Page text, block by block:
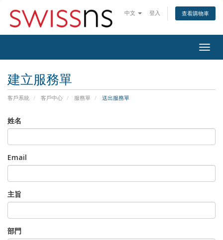
中文 登入 查看購物車
建立服務單
客戶系統 客戶中心 服務單 送出服務單
姓名
Email
主旨
部門